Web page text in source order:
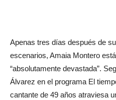
Apenas tres días después de
escenarios, Amaia Montero
“absolutamente devastada”.
Álvarez en el programa El
cantante de 49 años atraviesa